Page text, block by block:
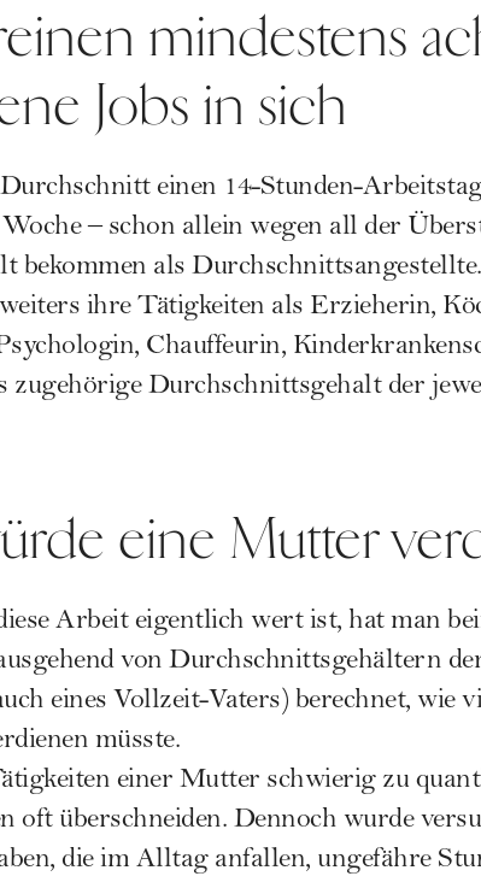
mindestens
Jobs in sich
einen 14-Stunden-
– schon allein wegen all der
bekommen als
ihre Tätigkeiten als Erzieherin,
Chauffeurin,
zugehörige Durchschnittsgehalt der
eine Mutter
Arbeit eigentlich wert ist, hat man
von Durchschnittsgehältern
eines Vollzeit-Vaters) berechnet, wie
müsste.
einer Mutter schwierig zu
oft überschneiden. Dennoch wurde
die im Alltag anfallen, ungefähre